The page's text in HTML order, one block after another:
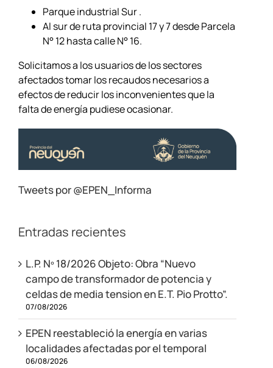
Parque industrial Sur .
Al sur de ruta provincial 17 y 7 desde Parcela
N° 12 hasta calle N° 16.
Solicitamos a los usuarios de los sectores
afectados tomar los recaudos necesarios a
efectos de reducir los inconvenientes que la
falta de energía pudiese ocasionar.
Tweets por @EPEN_Informa
Entradas recientes
L.P. Nº 18/2026 Objeto: Obra “Nuevo
campo de transformador de potencia y
celdas de media tension en E.T. Pio Protto”.
07/08/2026
EPEN reestableció la energía en varias
localidades afectadas por el temporal
06/08/2026